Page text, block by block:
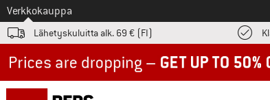
Tästä siirtyäksesi
Verkkokauppa
Lähetyskuluitta alk. 69 € (FI)